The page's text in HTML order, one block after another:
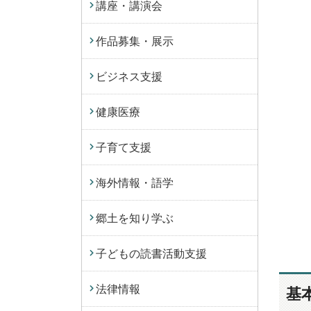
基
講座・講演会
作品募集・展示
ビジネス支援
健康医療
子育て支援
海外情報・語学
郷土を知り学ぶ
子どもの読書活動支援
法律情報